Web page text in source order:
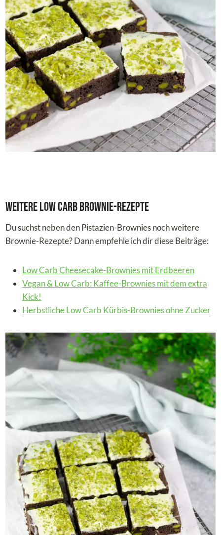
Weitere Low Carb Brownie-Rezepte
Du suchst neben den Pistazien-Brownies noch weitere
Brownie-Rezepte? Dann empfehle ich dir diese Beiträge:
Low Carb Cheesecake-Brownies mit Erdbeeren
Vegan & Low Carb: Kaffee-Brownies mit dem extra
Kick!
Herbstliche Low Carb Kürbis-Brownies ohne Zucker